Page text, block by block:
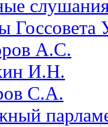
А.С.
И.Н.
С.А.